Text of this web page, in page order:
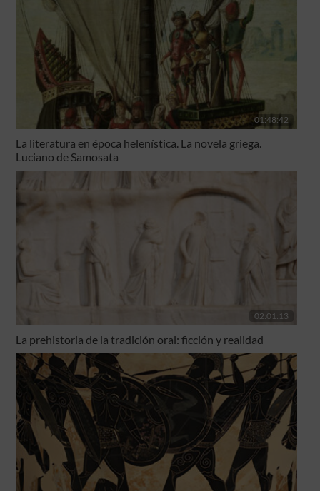
01:48:42
La literatura en época helenística. La novela griega.
Luciano de Samosata
02:01:13
La prehistoria de la tradición oral: ficción y realidad